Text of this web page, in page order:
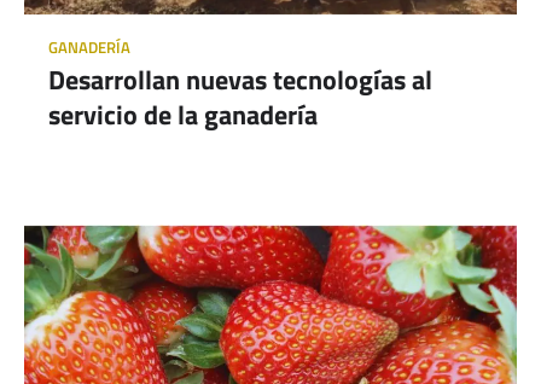
GANADERÍA
Desarrollan nuevas tecnologías al
servicio de la ganadería